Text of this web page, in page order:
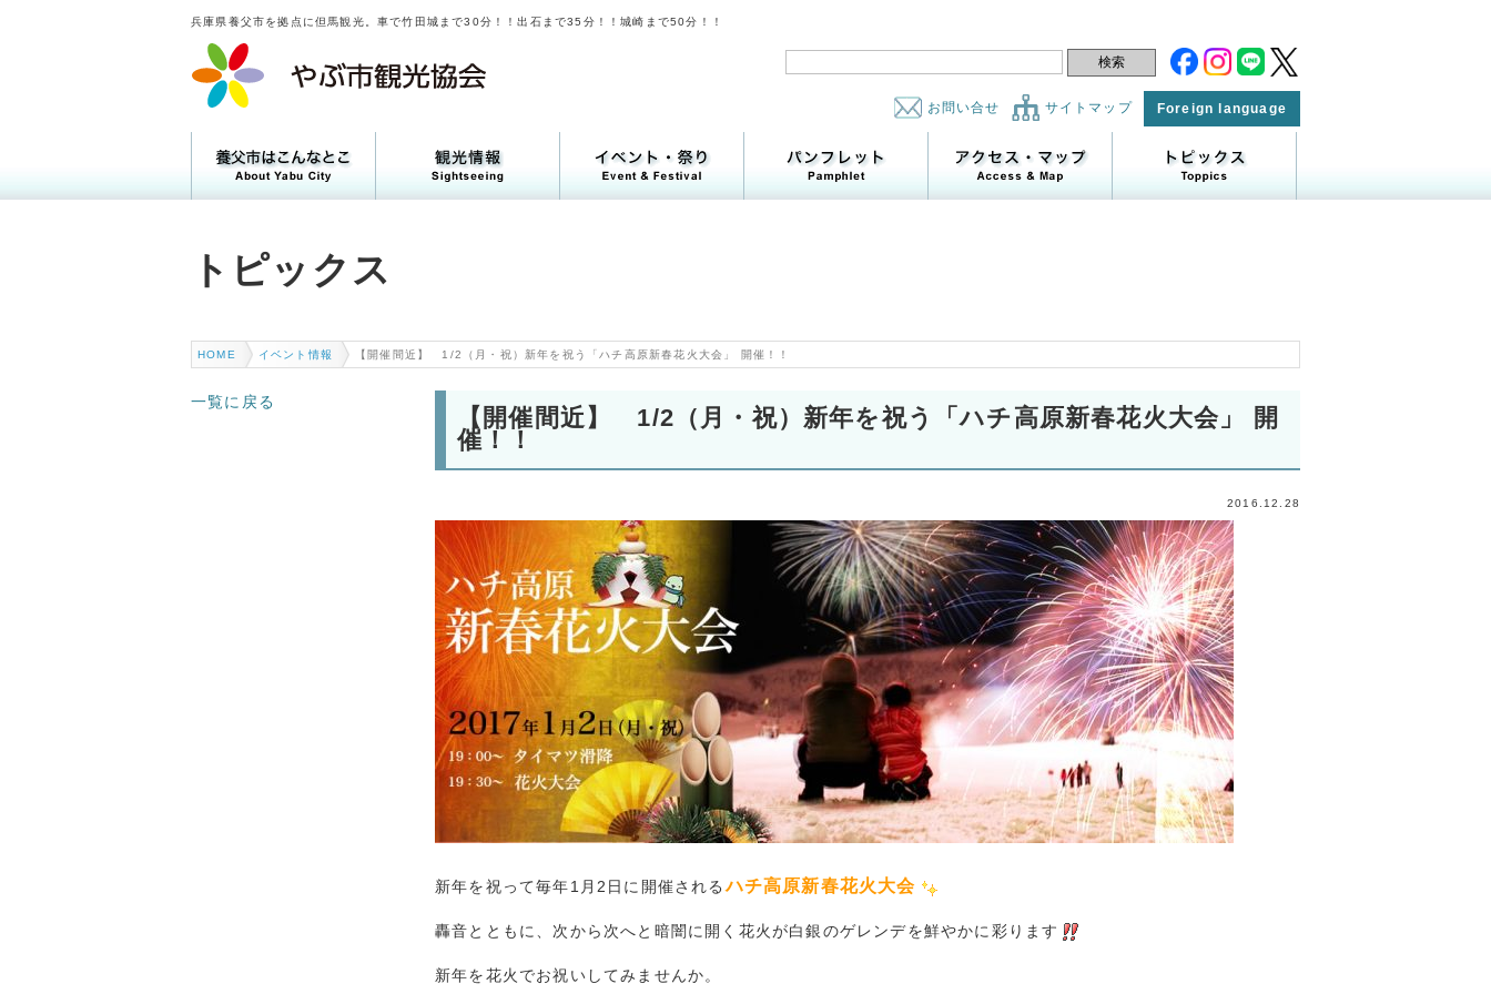
兵庫県養父市を拠点に但馬観光。車で竹田城まで30分！！出石まで35分！！城崎まで50分！！
お問い合せ サイトマップ Foreign language
トピックス
HOME イベント情報 【開催間近】 1/2（月・祝）新年を祝う「ハチ高原新春花火大会」 開催！！
【開催間近】 1/2（月・祝）新年を祝う「ハチ高原新春花火大会」 開
催！！
2016.12.28
新年を祝って毎年1月2日に開催されるハチ高原新春花火大会
轟音とともに、次から次へと暗闇に開く花火が白銀のゲレンデを鮮やかに彩ります
新年を花火でお祝いしてみませんか。
一覧に戻る